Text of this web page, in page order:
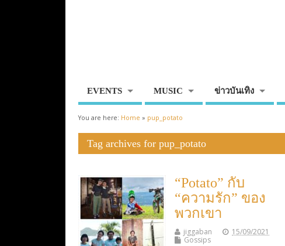
EVENTS MUSIC ข่าวบันเทิง
You are here: Home » pup_potato
Tag archives for pup_potato
“Potato” กับ
“ความรัก” ของ
พวกเขา
jiggaban
15/09/2021
Gossips